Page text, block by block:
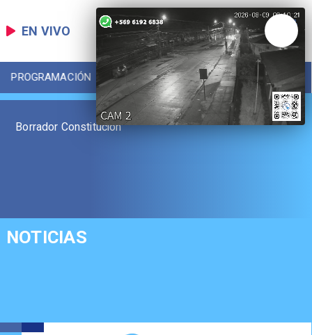
EN VIVO
PROGRAMACIÓN LOCAL DEPORTES
Borrador Constitución
NOTICIAS